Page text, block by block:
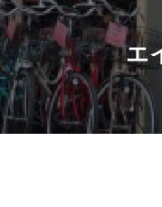
エ